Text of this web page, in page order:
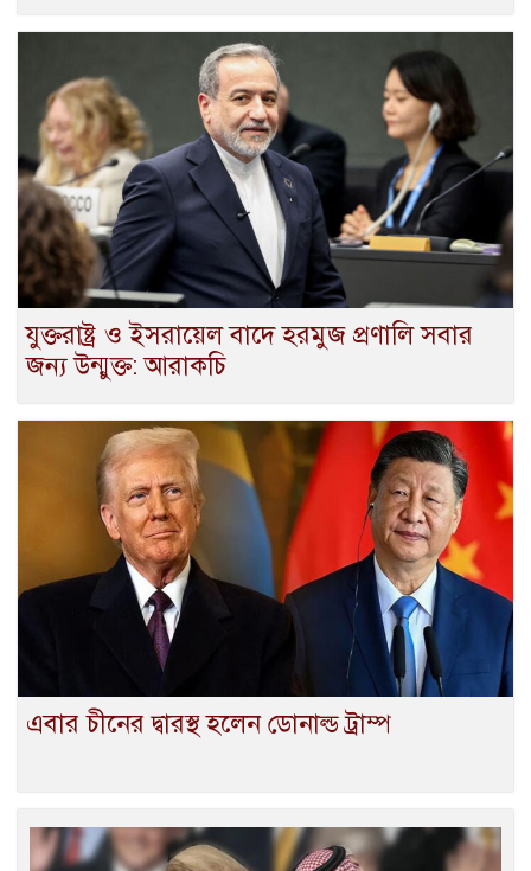
যুক্তরাষ্ট্র ও ইসরায়েল বাদে হরমুজ প্রণালি সবার
জন্য উন্মুক্ত: আরাকচি
এবার চীনের দ্বারস্থ হলেন ডোনাল্ড ট্রাম্প